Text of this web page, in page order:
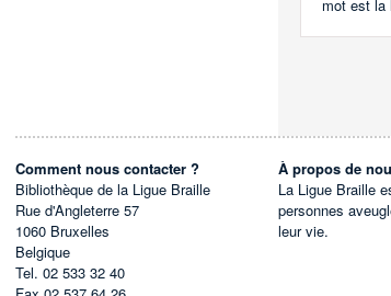
mot est la
Comment nous contacter ?
Bibliothèque de la Ligue Braille
Rue d'Angleterre 57
1060 Bruxelles
Belgique
Tel. 02 533 32 40
À propos de
La Ligue Braille
personnes
leur vie.